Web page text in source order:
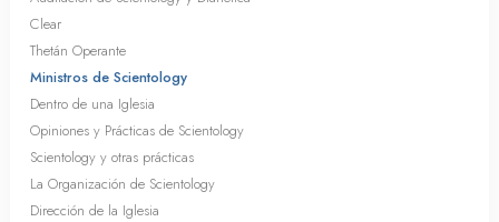
Clear
Thetán Operante
Ministros de Scientology
Dentro de una Iglesia
Opiniones y Prácticas de Scientology
Scientology y otras prácticas
La Organización de Scientology
Dirección de la Iglesia